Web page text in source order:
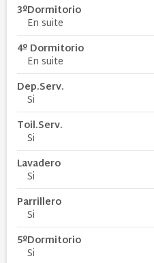
3ºDormitorio
En suite
4º Dormitorio
En suite
Dep.Serv.
Si
Toil.Serv.
Si
Lavadero
Si
Parrillero
Si
5ºDormitorio
Si